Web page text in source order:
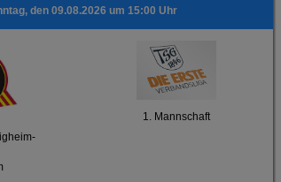
den 09.08.2026 um 15:00 Uhr
1. Mannschaft